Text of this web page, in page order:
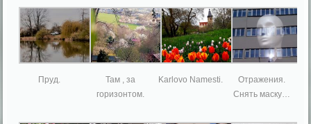
Пруд.
Там , за
горизонтом.
Karlovo Namesti.
Отражения.
Снять маску…